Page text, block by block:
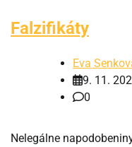
Falzifikáty
Eva
9. 11.
0
Nelegálne